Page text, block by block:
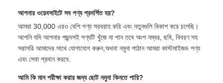
আপনার ওয়েবসাইটে সব পণ্য প্রদর্শিত হয়?
আমরা 30,000 এরও বেশি পণ্য সরবরাহ করি এবং নতুনগুলি বিকাশ করে চলেছি।
আপনি যদি আপনার পছন্দসই পণ্যটি খুঁজে না পান তবে অংশ নম্বর, ছবি, বিবরণ সহ
সরাসরি আমাদের সাথে যোগাযোগ করুন,অথবা নমুনা পাঠান আমরা কাস্টমাইজড পণ্য
এবং সেবা প্রদান করবে.
আমি কি মান পরীক্ষা করার জন্য ছোট নমুনা কিনতে পারি?